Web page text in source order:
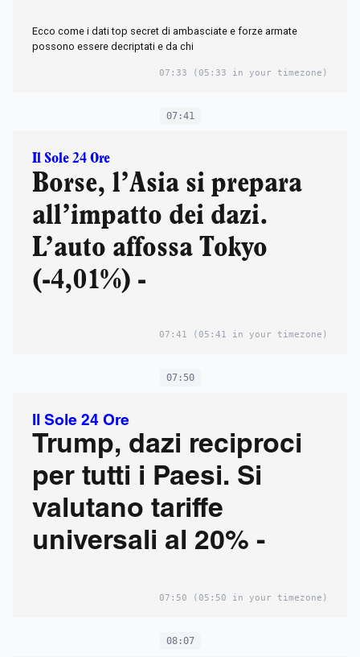
Ecco come i dati top secret di ambasciate e forze armate
possono essere decriptati e da chi
07:33 (05:33 in your timezone)
07:41
Il Sole 24 Ore
Borse, l’Asia si prepara
all’impatto dei dazi.
L’auto affossa Tokyo
(-4,01%) -
07:41 (05:41 in your timezone)
07:50
Il Sole 24 Ore
Trump, dazi reciproci
per tutti i Paesi. Si
valutano tariffe
universali al 20% -
07:50 (05:50 in your timezone)
08:07